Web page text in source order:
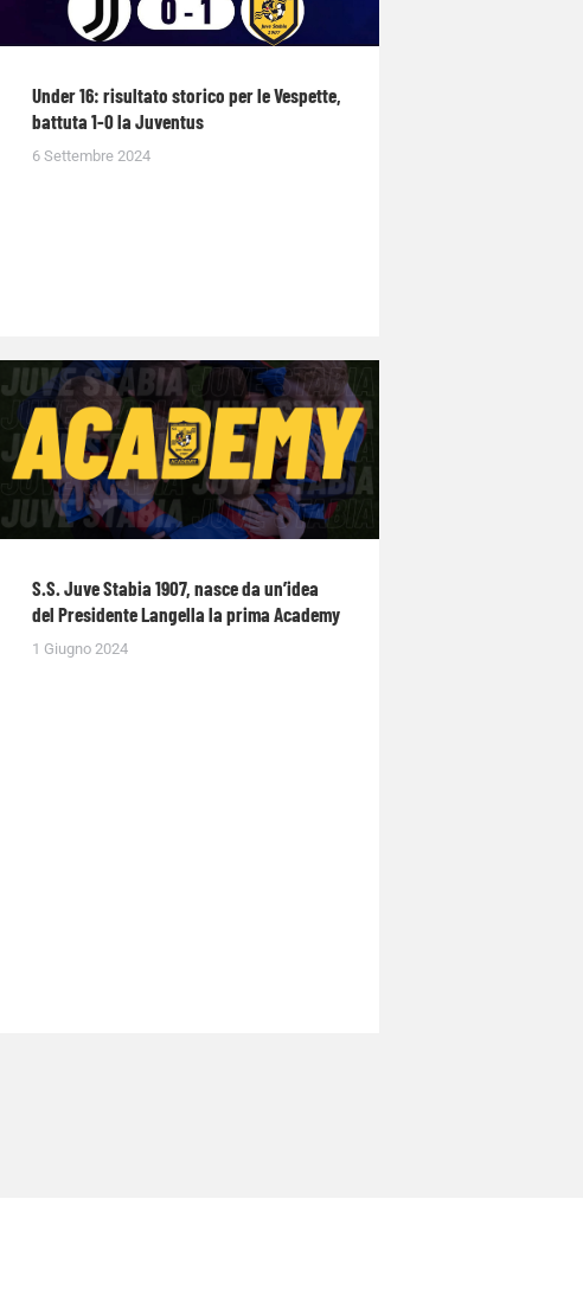
Under 16: risultato storico per le Vespette,
battuta 1-0 la Juventus
6 Settembre 2024
S.S. Juve Stabia 1907, nasce da un’idea
del Presidente Langella la prima Academy
1 Giugno 2024